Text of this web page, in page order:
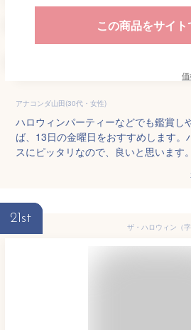
この商品をサイト
アナコンダ山田(30代・女性)
ハロウィンパーティーなどでも鑑賞し
ば、13日の金曜日をおすすめします。
スにピッタリなので、良いと思います。
21st
ザ・ハロウィン（字